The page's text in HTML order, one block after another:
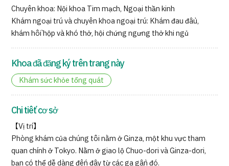
Chuyên khoa: Nội khoa Tim mạch, Ngoại thần kinh
Khám ngoại trú và chuyên khoa ngoại trú: Khám đau đầu,
khám hồi hộp và khó thở, hội chứng ngưng thở khi ngủ
Khoa đã đăng ký trên trang này
Khám sức khỏe tổng quát
Chi tiết cơ sở
【Vị trí】
Phòng khám của chúng tôi nằm ở Ginza, một khu vực tham
quan chính ở Tokyo. Nằm ở giao lộ Chuo-dori và Ginza-dori,
bạn có thể dễ dàng đến đây từ các ga gần đó.